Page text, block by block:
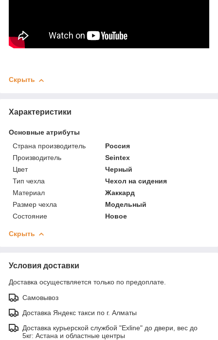
Скрыть
Характеристики
Основные атрибуты
Страна производитель
Россия
Производитель
Seintex
Цвет
Черный
Тип чехла
Чехол на сидения
Материал
Жаккард
Размер чехла
Модельный
Состояние
Новое
Скрыть
Условия доставки
Доставка осуществляется только по предоплате.
Самовывоз
Доставка Яндекс такси по г. Алматы
Доставка курьерской службой "Exline" до двери, вес до
5кг: Астана и областные центры